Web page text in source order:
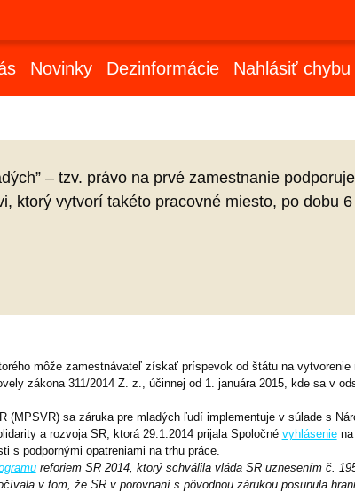
Novinky Dezinformácie Nahlásiť chybu
– tzv. právo na prvé zamestnanie
ktorý vytvorí takéto pracovné miesto, po dobu
môže zamestnávateľ získať príspevok od štátu na
zákona 311/2014 Z. z., účinnej od 1. januára 2015, kde sa v
sa záruka pre mladých ľudí implementuje v súlade s
a rozvoja SR, ktorá 29.1.2014 prijala Spoločné vyhláseniena
s podpornými opatreniami na trhu práce.
reforiem SR 2014, ktorý schválila vláda SR uznesením č.
v tom, že SR v porovnaní s pôvodnou zárukou posunula